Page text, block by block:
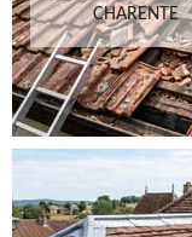
CHARENTE